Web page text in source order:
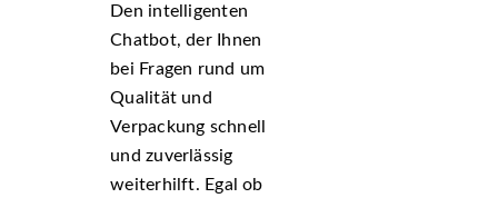
Den intelligenten
Chatbot, der Ihnen
bei Fragen rund um
Qualität und
Verpackung schnell
und zuverlässig
weiterhilft. Egal ob